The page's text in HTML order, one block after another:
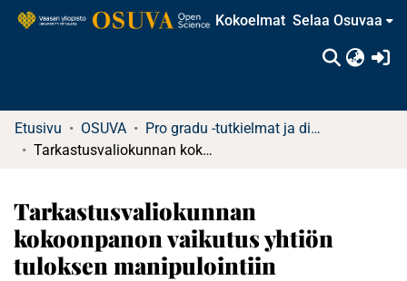
Kokoelmat Selaa Osuvaa
Etusivu OSUVA
Pro gradu -tutkielmat ja diplomityöt (rajattu saatavuus)
Tarkastusvaliokunnan kokoonpanon vaikutus yhtiön tuloksen manipulointiin
Tarkastusvaliokunnan
kokoonpanon vaikutus yhtiön
tuloksen manipulointiin